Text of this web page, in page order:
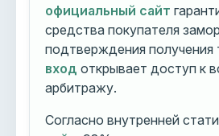
официальный сайт
средства покупателя
подтверждения получения
вход открывает доступ к
арбитражу.
Согласно внутренней